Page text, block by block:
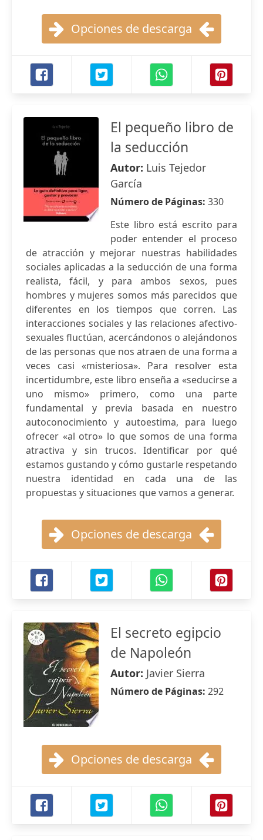
Opciones de descarga
El pequeño libro de
la seducción
Autor: Luis Tejedor
García
Número de Páginas: 330
Este libro está escrito para
poder entender el proceso
de atracción y mejorar nuestras habilidades
sociales aplicadas a la seducción de una forma
realista, fácil, y para ambos sexos, pues
hombres y mujeres somos más parecidos que
diferentes en los tiempos que corren. Las
interacciones sociales y las relaciones afectivo-
sexuales fluctúan, acercándonos o alejándonos
de las personas que nos atraen de una forma a
veces casi «misteriosa». Para resolver esta
incertidumbre, este libro enseña a «seducirse a
uno mismo» primero, como una parte
fundamental y previa basada en nuestro
autoconocimiento y autoestima, para luego
ofrecer «al otro» lo que somos de una forma
atractiva y sin trucos. Identificar por qué
estamos gustando y cómo gustarle respetando
nuestra identidad en cada una de las
propuestas y situaciones que vamos a generar.
Opciones de descarga
El secreto egipcio
de Napoleón
Autor: Javier Sierra
Número de Páginas: 292
Opciones de descarga